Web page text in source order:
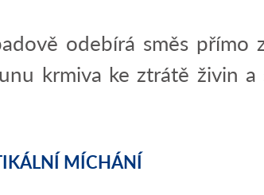
odebírá směs přímo
krmiva ke ztrátě živin
MÍCHÁNÍ